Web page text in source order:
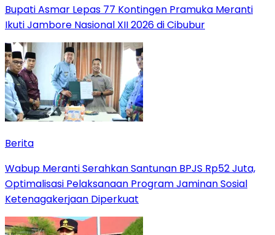
Bupati Asmar Lepas 77 Kontingen Pramuka Meranti
Ikuti Jambore Nasional XII 2026 di Cibubur
Berita
Wabup Meranti Serahkan Santunan BPJS Rp52 Juta,
Optimalisasi Pelaksanaan Program Jaminan Sosial
Ketenagakerjaan Diperkuat